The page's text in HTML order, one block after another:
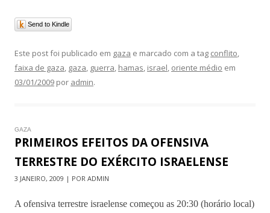
Send to Kindle
Este post foi publicado em gaza e marcado com a tag conflito,
faixa de gaza, gaza, guerra, hamas, israel, oriente médio em
03/01/2009 por admin.
GAZA
PRIMEIROS EFEITOS DA OFENSIVA
TERRESTRE DO EXÉRCITO ISRAELENSE
3 JANEIRO, 2009 | POR ADMIN
A ofensiva terrestre israelense começou as 20:30 (horário local)